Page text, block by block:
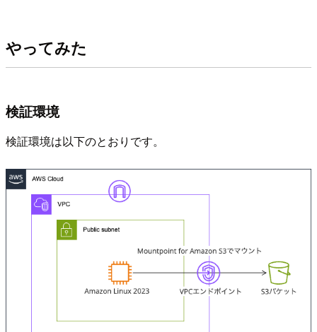
やってみた
検証環境
検証環境は以下のとおりです。